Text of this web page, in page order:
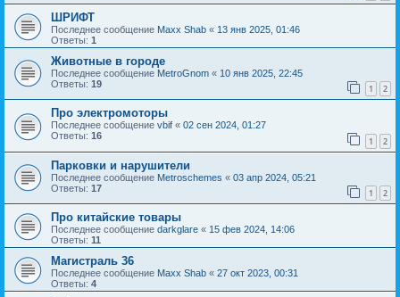
ШРИФТ
Последнее сообщение Maxx Shab « 13 янв 2025, 01:46
Ответы: 1
Животные в городе
Последнее сообщение MetroGnom « 10 янв 2025, 22:45
Ответы: 19 1 2
Про электромоторы
Последнее сообщение vbif « 02 сен 2024, 01:27
Ответы: 16 1 2
Парковки и нарушители
Последнее сообщение Metroschemes « 03 апр 2024, 05:21
Ответы: 17 1 2
Про китайские товары
Последнее сообщение darkglare « 15 фев 2024, 14:06
Ответы: 11
Магистраль 36
Последнее сообщение Maxx Shab « 27 окт 2023, 00:31
Ответы: 4